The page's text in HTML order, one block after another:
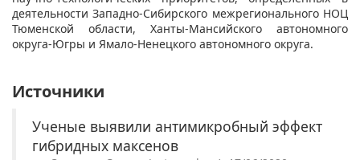
деятельности Западно-Сибирского межрегионального НОЦ
Тюменской области, Ханты-Мансийского автономного
округа-Югры и Ямало-Ненецкого автономного округа.
Источники
Ученые выявили антимикробный эффект
гибридных максенов